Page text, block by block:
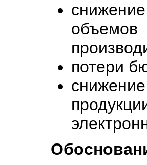
потери